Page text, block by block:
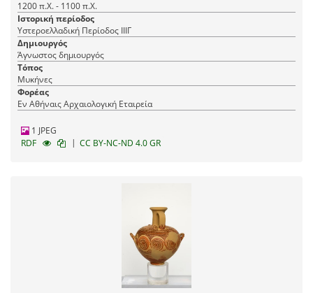
1200 π.Χ. - 1100 π.Χ.
Ιστορική περίοδος
Υστεροελλαδική Περίοδος ΙΙΙΓ
Δημιουργός
Άγνωστος δημιουργός
Τόπος
Μυκήνες
Φορέας
Εν Αθήναις Αρχαιολογική Εταιρεία
1 JPEG
RDF
| CC BY-NC-ND 4.0 GR